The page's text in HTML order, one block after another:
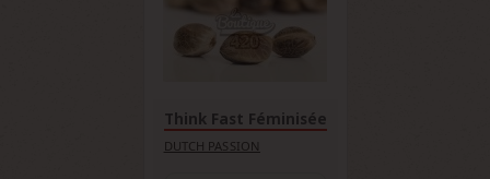
Think Fast Féminisée
DUTCH PASSION